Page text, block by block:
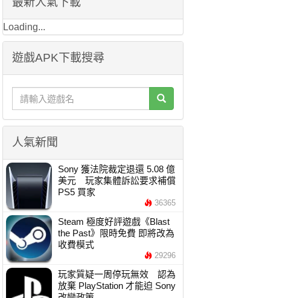
Loading...
遊戲APK下載搜尋
人氣新聞
Sony 獲法院裁定退還 5.08 億
美元 玩家集體訴訟要求補償
PS5 買家
36365
Steam 極度好評遊戲《Blast
the Past》限時免費 即將改為
收費模式
29296
玩家質疑一周停玩無效 認為
放棄 PlayStation 才能迫 Sony